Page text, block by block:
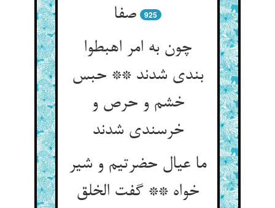
صفا 925
چون به امر اهبطوا
بندی شدند ** حبس
خشم و حرص و
خرسندی شدند
ما عیال حضرتیم و شیر
خواه ** گفت الخلق